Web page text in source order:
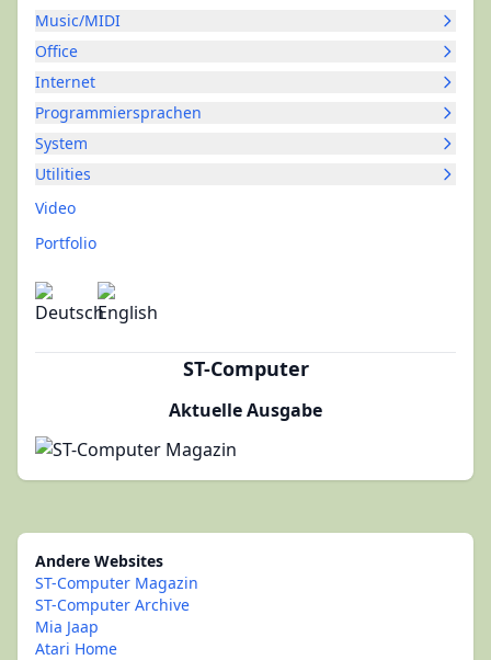
Music/MIDI
Office
Internet
Programmiersprachen
System
Utilities
Video
Portfolio
ST-Computer
Aktuelle Ausgabe
Andere Websites
ST-Computer Magazin
ST-Computer Archive
Mia Jaap
Atari Home